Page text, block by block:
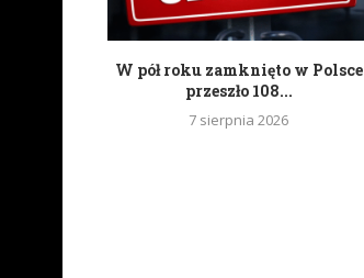
W pół roku zamknięto w Polsce
przeszło 108...
7 sierpnia 2026